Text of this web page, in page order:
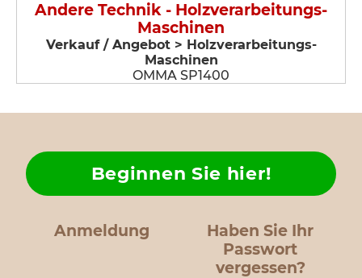
Andere Technik - Holzverarbeitungs-
Maschinen
Verkauf / Angebot > Holzverarbeitungs-
Maschinen
OMMA SP1400
Anmeldung
Haben Sie Ihr
Passwort
vergessen?
Beginnen Sie hier!